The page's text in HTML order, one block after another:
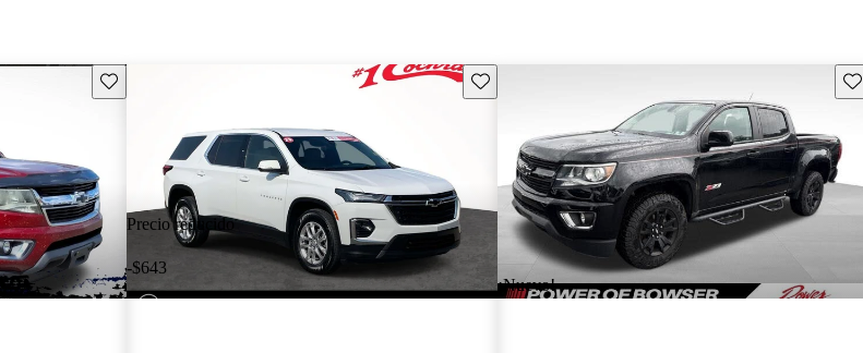
Guarda este Aviso
Precio reducido
-$643
Guarda este Aviso
¡Nuevo!